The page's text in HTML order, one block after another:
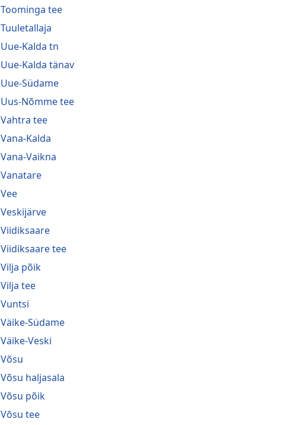
Toominga tee
Tuuletallaja
Uue-Kalda tn
Uue-Kalda tänav
Uue-Südame
Uus-Nõmme tee
Vahtra tee
Vana-Kalda
Vana-Vaikna
Vanatare
Vee
Veskijärve
Viidiksaare
Viidiksaare tee
Vilja põik
Vilja tee
Vuntsi
Väike-Südame
Väike-Veski
Võsu
Võsu haljasala
Võsu põik
Võsu tee